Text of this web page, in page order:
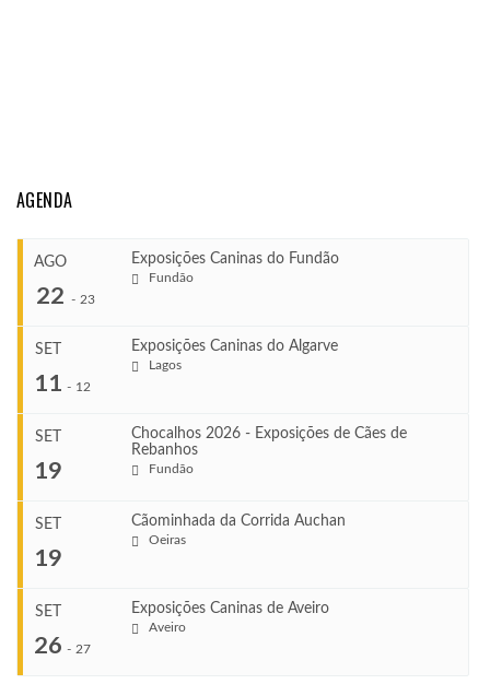
AGENDA
AGO
22 - 23
Exposições Caninas do Fundão
Fundão
Ago 22, 2026
Ago 23, 2026
VENUE
SET
11 - 12
Exposições Caninas do Algarve
Lagos
Set 11, 2026
Set 12, 2026
VENUE
SET
19
Chocalhos 2026 - Exposições de Cães de
Rebanhos
Fundão
Set 19, 2026
SET
19
Cãominhada da Corrida Auchan
Oeiras
SET
26 - 27
Exposições Caninas de Aveiro
Aveiro